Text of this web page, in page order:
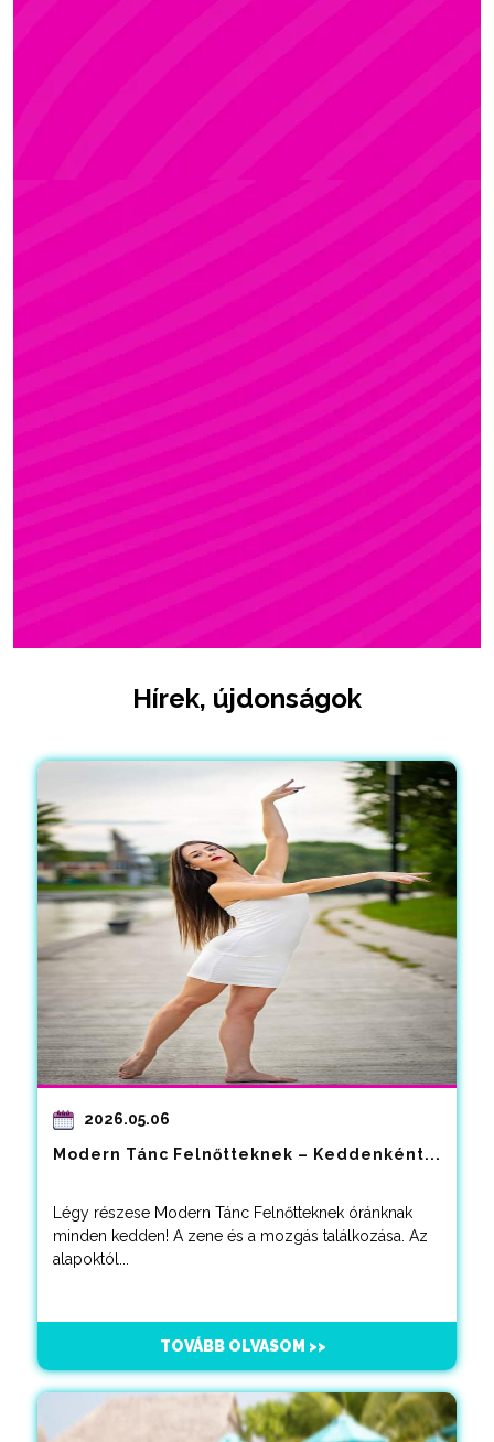
Hírek, újdonságok
2026.05.06
Modern Tánc Felnőtteknek – Keddenként...
Légy részese Modern Tánc Felnőtteknek óránknak
minden kedden! A zene és a mozgás találkozása. Az
alapoktól...
TOVÁBB OLVASOM >>